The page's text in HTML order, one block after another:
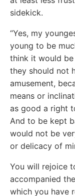
sidekick.
“Yes, my
young to be
think it would
they should not
amusement,
means or
as good a right
And to be kept
would not be
or delicacy of
You will rejoice
accompanied
which you have